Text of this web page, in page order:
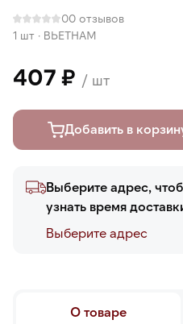
00 отзывов
1 шт · ВЬЕТНАМ
407 ₽ / шт
Добавить в
Выберите адрес,
узнать время
Выберите адреc
О товаре